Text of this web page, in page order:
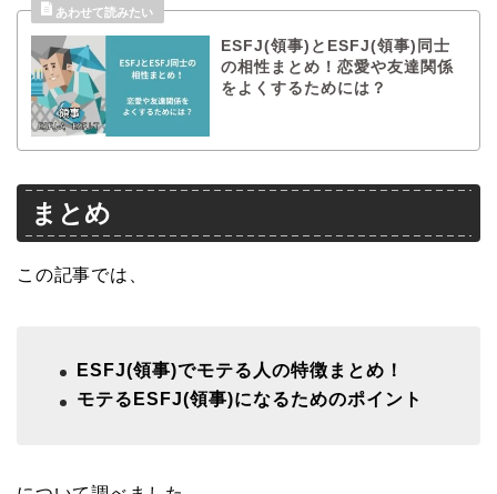
ESFJ(領事)とESFJ(領事)同士
の相性まとめ！恋愛や友達関係
をよくするためには？
まとめ
この記事では、
ESFJ(領事)でモテる人の特徴まとめ！
モテるESFJ(領事)になるためのポイント